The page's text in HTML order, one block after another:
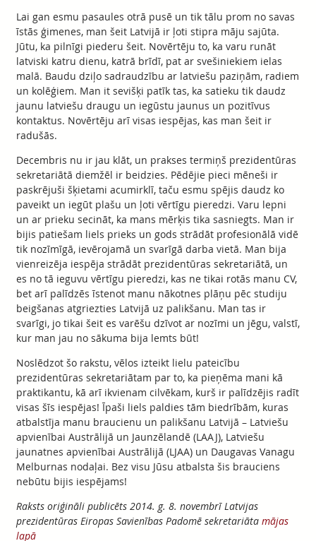
Lai gan esmu pasaules otrā pusē un tik tālu prom no savas
īstās ģimenes, man šeit Latvijā ir ļoti stipra māju sajūta.
Jūtu, ka pilnīgi piederu šeit. Novērtēju to, ka varu runāt
latviski katru dienu, katrā brīdī, pat ar svešiniekiem ielas
malā. Baudu dziļo sadraudzību ar latviešu paziņām, radiem
un kolēģiem. Man it sevišķi patīk tas, ka satieku tik daudz
jaunu latviešu draugu un iegūstu jaunus un pozitīvus
kontaktus. Novērtēju arī visas iespējas, kas man šeit ir
radušās.
Decembris nu ir jau klāt, un prakses termiņš prezidentūras
sekretariātā diemžēl ir beidzies. Pēdējie pieci mēneši ir
paskrējuši šķietami acumirklī, taču esmu spējis daudz ko
paveikt un iegūt plašu un ļoti vērtīgu pieredzi. Varu lepni
un ar prieku secināt, ka mans mērķis tika sasniegts. Man ir
bijis patiešam liels prieks un gods strādāt profesionālā vidē
tik nozīmīgā, ievērojamā un svarīgā darba vietā. Man bija
vienreizēja iespēja strādāt prezidentūras sekretariātā, un
es no tā ieguvu vērtīgu pieredzi, kas ne tikai rotās manu CV,
bet arī palīdzēs īstenot manu nākotnes plāņu pēc studiju
beigšanas atgriezties Latvijā uz palikšanu. Man tas ir
svarīgi, jo tikai šeit es varēšu dzīvot ar nozīmi un jēgu, valstī,
kur man jau no sākuma bija lemts būt!
Noslēdzot šo rakstu, vēlos izteikt lielu pateicību
prezidentūras sekretariātam par to, ka pieņēma mani kā
praktikantu, kā arī ikvienam cilvēkam, kurš ir palīdzējis radīt
visas šīs iespējas! Īpaši liels paldies tām biedrībām, kuras
atbalstīja manu braucienu un palikšanu Latvijā – Latviešu
apvienībai Austrālijā un Jaunzēlandē (LAAJ), Latviešu
jaunatnes apvienībai Austrālijā (LJAA) un Daugavas Vanagu
Melburnas nodaļai. Bez visu Jūsu atbalsta šis brauciens
nebūtu bijis iespējams!
Raksts oriģināli publicēts 2014. g. 8. novembrī Latvijas
prezidentūras Eiropas Savienības Padomē sekretariāta mājas
lapā